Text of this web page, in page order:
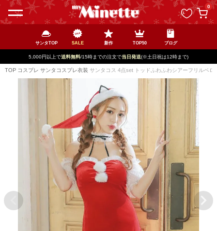
0
サンタTOP SALE 新作 TOP50 ブログ
5,000円以上で送料無料/15時までの注文で当日発送(※土日祝は12時まで)
TOP コスプレ サンタコスプレ衣装 サンタコス 4点set トッドふわふわシアーフリルベ
ペー
ジト
ップ